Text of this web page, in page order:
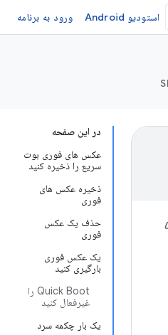
استودیو Android ورود به برنامه
در این صفحه
عکس های فوری بوت
سریع را ذخیره کنید
ذخیره عکس های
فوری
حذف یک عکس
فوری
یک عکس فوری
بارگیری کنید
Quick Boot را
غیرفعال کنید
یک بار چکمه سرد